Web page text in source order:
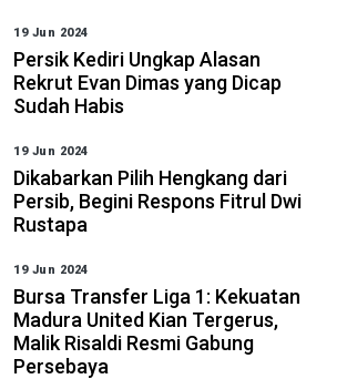
19 Jun 2024
Persik Kediri Ungkap Alasan
Rekrut Evan Dimas yang Dicap
Sudah Habis
19 Jun 2024
Dikabarkan Pilih Hengkang dari
Persib, Begini Respons Fitrul Dwi
Rustapa
19 Jun 2024
Bursa Transfer Liga 1: Kekuatan
Madura United Kian Tergerus,
Malik Risaldi Resmi Gabung
Persebaya